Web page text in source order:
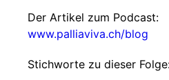
Der Artikel zum Podcast:
www.palliaviva.ch/blog
Stichworte zu dieser